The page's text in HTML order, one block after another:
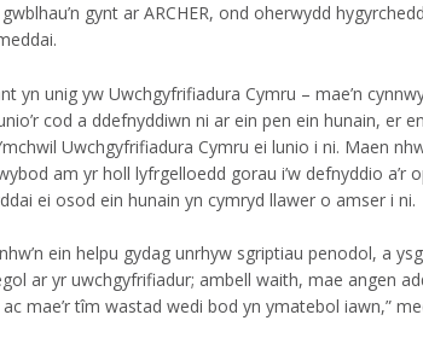
gynt ar ARCHER, ond oherwydd
yn unig yw Uwchgyfrifiadura Cymru – mae’n
cod a ddefnyddiwn ni ar ein pen ein hunain, er
Uwchgyfrifiadura Cymru ei lunio i ni. Maen
am yr holl lyfrgelloedd gorau i’w defnyddio a’r
ei osod ein hunain yn cymryd llawer o amser i ni.
ein helpu gydag unrhyw sgriptiau penodol, a
ar yr uwchgyfrifiadur; ambell waith, mae angen
mae’r tîm wastad wedi bod yn ymatebol iawn,”